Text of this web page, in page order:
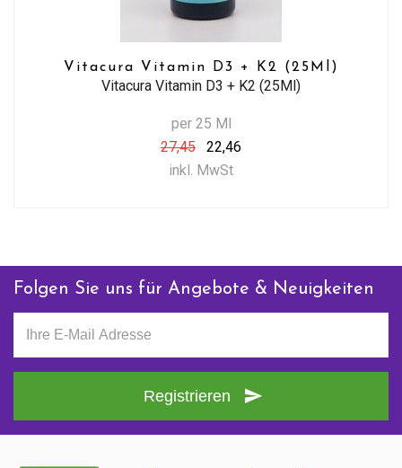
Vitacura Vitamin D3 + K2 (25Ml)
Vitacura Vitamin D3 + K2 (25Ml)
per 25 Ml
27,45
22,46
inkl. MwSt
Folgen Sie uns für Angebote & Neuigkeiten
Registrieren